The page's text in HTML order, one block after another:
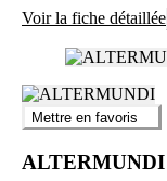
Voir la fiche détaillée
Mettre en favoris
ALTERMUNDI